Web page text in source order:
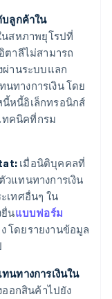
บลูกค้าใน
สหภาพยุโรปที่
าลีไม่สามารถ
ผ่านระบบแลก
นทางการเงิน โดย
หนี้อิเล็กทรอนิกส์
ทคนิคที่กรม
เมื่อนิติบุคคลที่
แทนทางการเงิน
เทศอื่นๆ ใน
นแบบฟอร์ม
โดยรายงานข้อมูล
นทางการเงินใน
อกสินค้าไปยัง